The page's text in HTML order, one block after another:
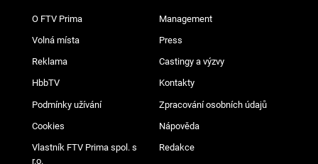
O FTV Prima Management
Volná místa Press
Reklama Castingy a výzvy
HbbTV Kontakty
Podmínky užívání Zpracování osobních údajů
Cookies Nápověda
Vlastník FTV Prima spol. s
r.o.
Redakce